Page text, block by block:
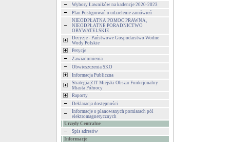
Wybory Ławników na kadencje 2020-2023
Plan Postępowań o udzielenie zamówień
NIEODPŁATNA POMOC PRAWNA,
NIEODPŁATNE PORADNICTWO
OBYWATELSKIE
Decyzje - Państwowe Gospodarstwo Wodne
Wody Polskie
Petycje
Zawiadomienia
Obwieszczenia SKO
Informacja Publiczna
Strategia ZIT Miejski Obszar Funkcjonalny
Miasta Północy
Raporty
Deklaracja dostępności
Informacje o planowanych pomiarach pól
elektromagnetycznych
Urzędy Centralne
Spis adresów
Informacje